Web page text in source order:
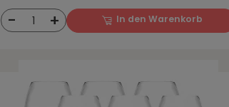
- 1 + In den Warenkorb